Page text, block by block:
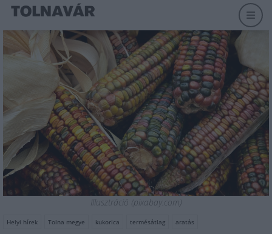
Illusztráció (pixabay.com)
Helyi hírek Tolna megye kukorica termésátlag aratás